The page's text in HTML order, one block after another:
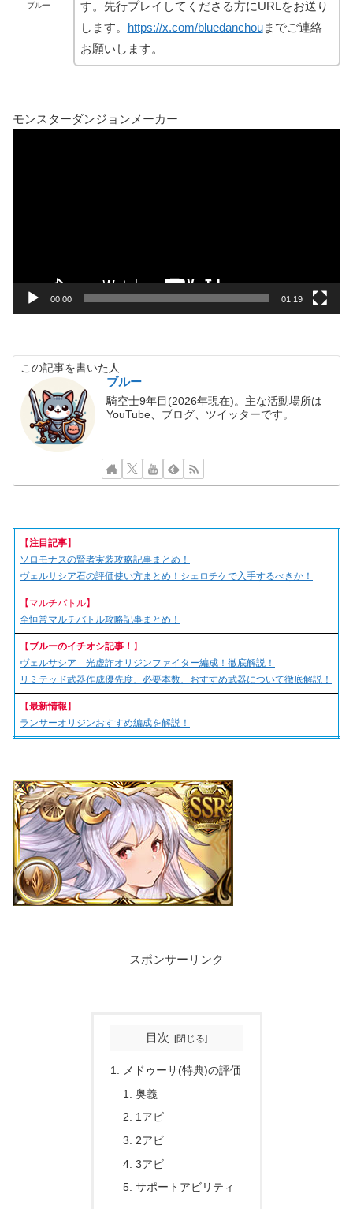
ブルー
す。先行プレイしてくださる方にURLをお送り
します。 https://x.com/bluedanchouまでご連絡
お願いします。
モンスターダンジョンメーカー
00:00 01:19
この記事を書いた人
ブルー
騎空士9年目(2026年現在)。主な活動場所は
YouTube、ブログ、ツイッターです。
【注目記事】
ソロモナスの賢者実装攻略記事まとめ！
ヴェルサシア石の評価使い方まとめ！シェロチケで入手するべきか！
【マルチバトル】
全恒常マルチバトル攻略記事まとめ！
【ブルーのイチオシ記事！ 】
ヴェルサシア 光虚詐オリジンファイター編成！徹底解説！
リミテッド武器作成優先度、必要本数、おすすめ武器について徹底解説！
【最新情報】
ランサーオリジンおすすめ編成を解説！
スポンサーリンク
目次
メドゥーサ(特典)の評価
奥義
1アビ
2アビ
3アビ
サポートアビリティ